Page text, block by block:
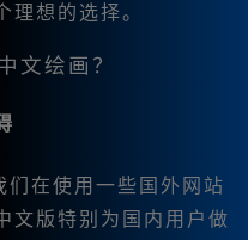
想的选择。
文绘画？
们在使用一些国外网站
文版特别为国内用户做